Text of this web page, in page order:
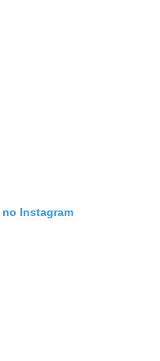
Instagram